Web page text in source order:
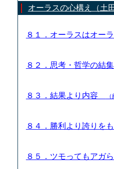
オーラスの心構え（土
８１．オーラスはオー
８２．思考・哲学の結
８３．結果より内容
８４．勝利より誇りを
８５．ツモってもアガ